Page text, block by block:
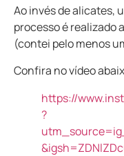
Ao invés de alicates,
processo é realizado
(contei pelo menos
Confira no vídeo
https://
?